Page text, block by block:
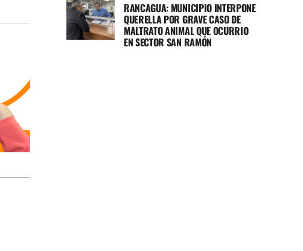
RANCAGUA: MUNICIPIO INTERPONE
QUERELLA POR GRAVE CASO DE
MALTRATO ANIMAL QUE OCURRIO
EN SECTOR SAN RAMÓN